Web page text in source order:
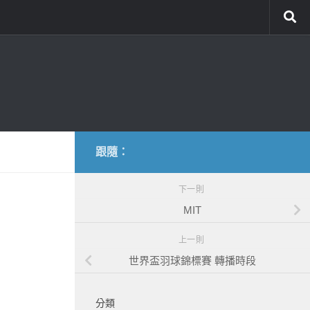
跟隨：
下一則
MIT
上一則
世界盃羽球錦標賽 轉播時段
分類